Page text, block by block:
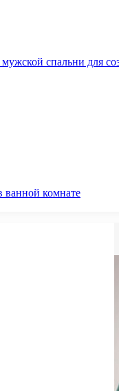
спальни для
комнате